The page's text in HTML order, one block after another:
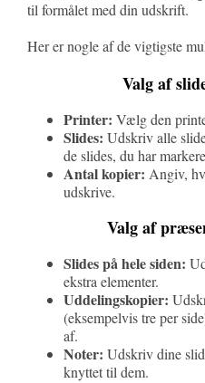
til formålet med din udskrift.
Her er nogle af de vigtigste
Valg af
Printer: Vælg den
Slides: Udskriv alle
de slides, du har
Antal kopier: Angiv,
udskrive.
Valg af
Slides på hele siden:
ekstra elementer.
Uddelingskopier:
(eksempelvis tre per
af.
Noter: Udskriv dine
knyttet til dem.